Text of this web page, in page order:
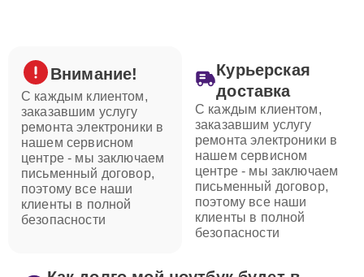
Внимание!
С каждым клиентом,
заказавшим услугу
ремонта электроники в
нашем сервисном
центре - мы заключаем
письменный договор,
поэтому все наши
клиенты в полной
безопасности
Курьерская
доставка
С каждым клиентом,
заказавшим услугу
ремонта электроники в
нашем сервисном
центре - мы заключаем
письменный договор,
поэтому все наши
клиенты в полной
безопасности